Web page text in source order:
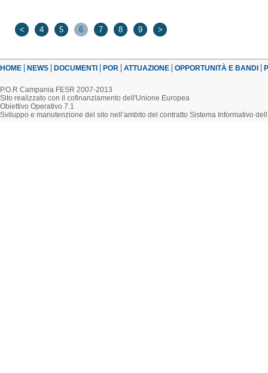
< 4 5 6 7 8 9 >
HOME NEWS DOCUMENTI POR ATTUAZIONE OPPORTUNITÀ E BANDI
P.O.R Campania FESR 2007-2013
Sito realizzato con il cofinanziamento dell'Unione Europea
Obiettivo Operativo 7.1
Sviluppo e manutenzione del sito nell’ambito del contratto Sistema Informativo